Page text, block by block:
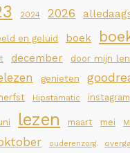
2024 2026
en geluid boek
december door mijn
genieten
Hipstamatic instagram
lezen maart mei
ouderenzorg